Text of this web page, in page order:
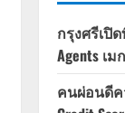
กรุงศรีเปิ
Agents เ
คนผ่อนดี